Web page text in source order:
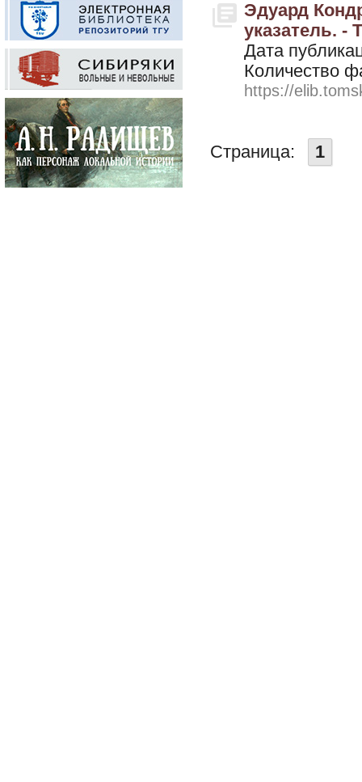
Эдуард
указатель. -
Дата
Количество
https://
Страница: 1